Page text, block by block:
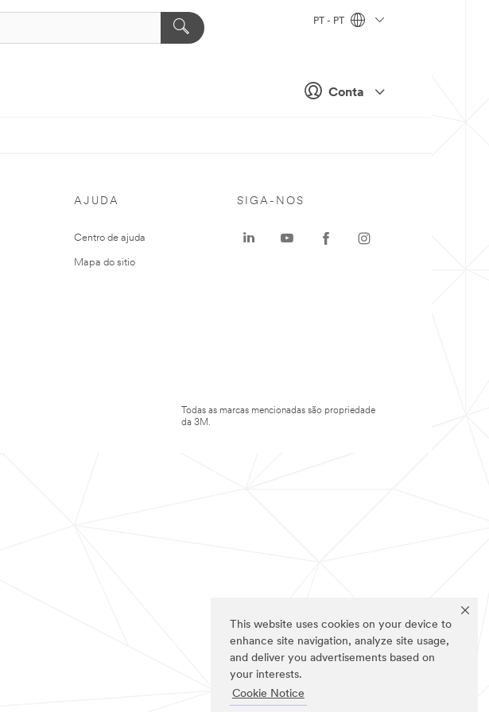
This website uses cookies on your device to
enhance site navigation, analyze site usage,
and deliver you advertisements based on
your interests.
Cookie Notice
Conta
PT - PT
AJUDA
Centro de ajuda
Mapa do sitio
SIGA-NOS
Todas as marcas mencionadas são propriedade
da 3M.